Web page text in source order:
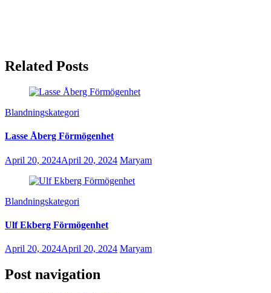
Related Posts
Blandningskategori
Lasse Åberg Förmögenhet
April 20, 2024April 20, 2024 Maryam
Blandningskategori
Ulf Ekberg Förmögenhet
April 20, 2024April 20, 2024 Maryam
Post navigation